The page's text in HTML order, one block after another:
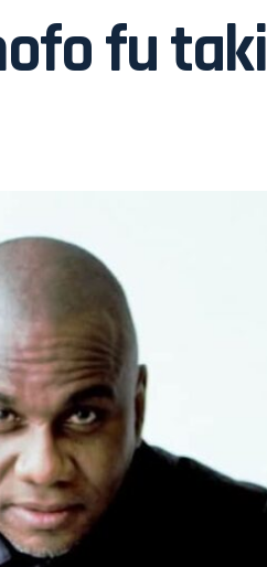
fu taki